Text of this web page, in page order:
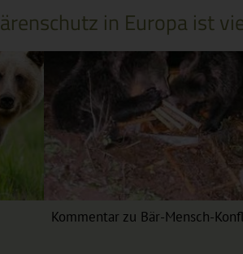
in Europa ist
Kommentar zu Bär-Mensch-